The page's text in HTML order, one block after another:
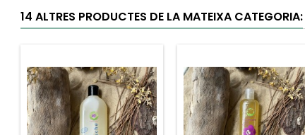
14 ALTRES PRODUCTES DE LA MATEIXA CATEGORIA: